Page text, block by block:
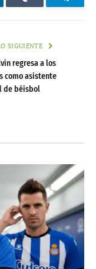
Tumblr
SIGUIENTE
regresa a los
como asistente
de béisbol